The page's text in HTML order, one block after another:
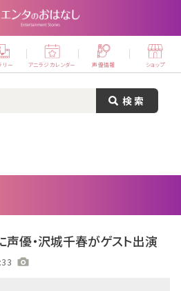
リー アニラジカレンダー 声優情報 ショップ
声優・沢城千春がゲスト出演